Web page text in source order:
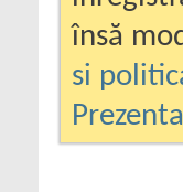
însă
si